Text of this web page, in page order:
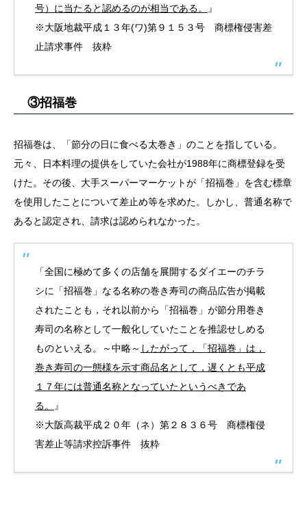
号）に当たると認めるのが相当である。
』
※大阪地裁平成１３年(ワ)第９１５３号 商標権侵害差
止請求事件 抜粋
③招福巻
招福巻は、「節分の日に食べる太巻き」のことを指している。
元々、日本料理の提供をしていた会社が1988年に商標登録を受
けた。その後、大手スーパーマーケットが「招福巻」を含む標章
を使用したことについて差止め等を求めた。しかし、普通名称で
あると認定され、請求は認められなかった。
「全国に極めて多くの店舗を展開するダイエーのチラ
シに「招福巻」なる名称の巻き寿司の商品広告が掲載
されたことも，それ以前から「招福巻」が節分用巻き
寿司の名称として一般化していたことを推認せしめる
ものといえる。～中略～ したがって，「招福巻」は，
巻き寿司の一態様を示す商品名として，遅くとも平成
１７年には普通名称となっていたというべきであ
る。 』
※大阪高裁平成２０年（ネ）第２８３６号 商標権侵
害差止等請求控訴事件 抜粋